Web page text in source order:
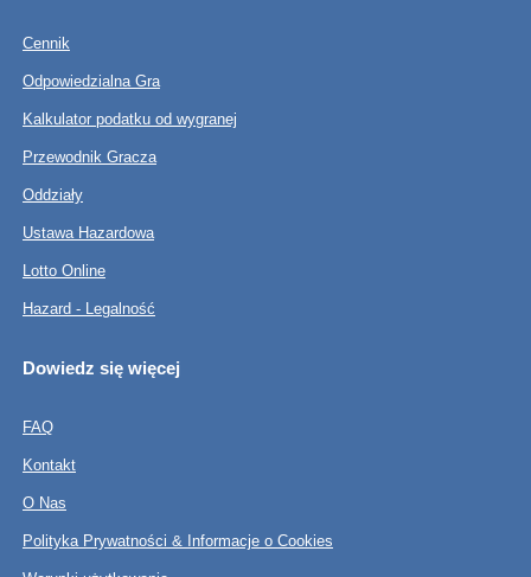
Cennik
Odpowiedzialna Gra
Kalkulator podatku od wygranej
Przewodnik Gracza
Oddziały
Ustawa Hazardowa
Lotto Online
Hazard - Legalność
Dowiedz się więcej
FAQ
Kontakt
O Nas
Polityka Prywatności & Informacje o Cookies